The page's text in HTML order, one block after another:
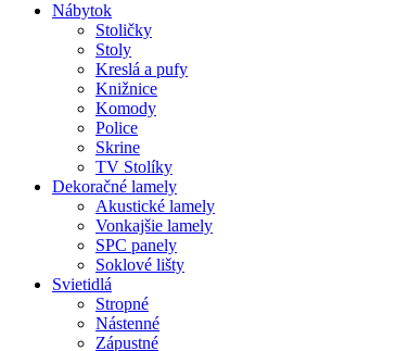
Nábytok
Stoličky
Stoly
Kreslá a pufy
Knižnice
Komody
Police
Skrine
TV Stolíky
Dekoračné lamely
Akustické lamely
Vonkajšie lamely
SPC panely
Soklové lišty
Svietidlá
Stropné
Nástenné
Zápustné